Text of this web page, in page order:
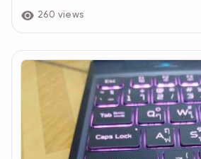
260 views